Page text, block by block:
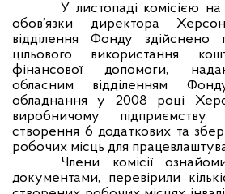
У листопаді комісією
обов’язки директора
відділення Фонду здійснено
цільового використання
фінансової допомоги,
обласним відділенням
обладнання у 2008 році
виробничому
створення 6 додаткових та
робочих місць для
Члени комісії
документами, перевірили